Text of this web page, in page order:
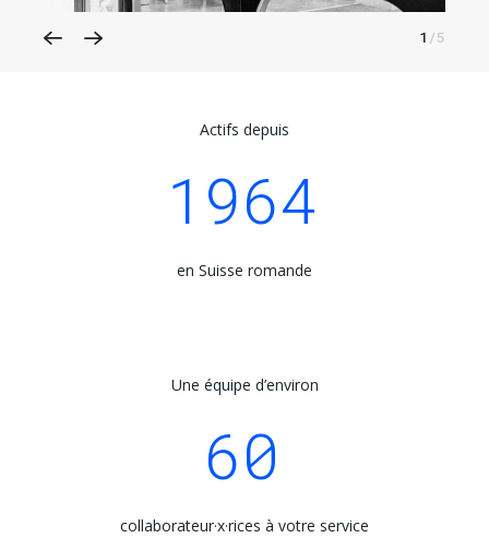
1 /5
Actifs depuis
1964
en Suisse romande
Une équipe d’environ
60
collaborateur·x·rices à votre service